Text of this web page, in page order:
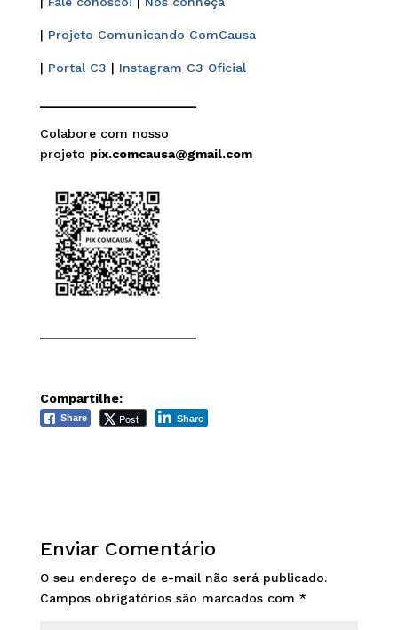
| Projeto Comunicando ComCausa
| Portal C3 | Instagram C3 Oficial
Colabore com nosso
projeto pix.comcausa@gmail.com
Compartilhe:
Share Post Share
Enviar Comentário
O seu endereço de e-mail não será publicado.
Campos obrigatórios são marcados com *